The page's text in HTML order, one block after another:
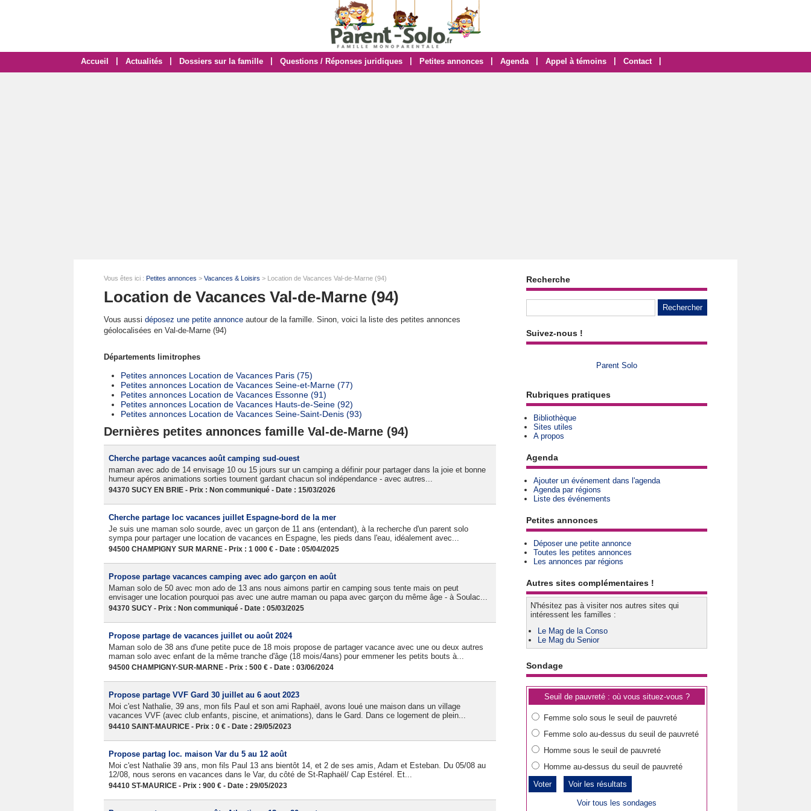
Accueil Actualités Dossiers sur la famille Questions / Réponses juridiques Petites annonces Agenda Appel à témoins Contact
Vous êtes ici : Petites annonces > Vacances & Loisirs > Location de Vacances Val-de-Marne (94)
Location de Vacances Val-de-Marne (94)
Vous aussi déposez une petite annonce autour de la famille. Sinon, voici la liste des petites annonces
géolocalisées en Val-de-Marne (94)
Départements limitrophes
Petites annonces Location de Vacances Paris (75)
Petites annonces Location de Vacances Seine-et-Marne (77)
Petites annonces Location de Vacances Essonne (91)
Petites annonces Location de Vacances Hauts-de-Seine (92)
Petites annonces Location de Vacances Seine-Saint-Denis (93)
Dernières petites annonces famille Val-de-Marne (94)
Cherche partage vacances août camping sud-ouest
maman avec ado de 14 envisage 10 ou 15 jours sur un camping a définir pour partager dans la joie et bonne
humeur apéros animations sorties tournent gardant chacun sol indépendance - avec autres...
94370 SUCY EN BRIE - Prix : Non communiqué - Date : 15/03/2026
Cherche partage loc vacances juillet Espagne-bord de la mer
Je suis une maman solo sourde, avec un garçon de 11 ans (entendant), à la recherche d'un parent solo
sympa pour partager une location de vacances en Espagne, les pieds dans l'eau, idéalement avec...
94500 CHAMPIGNY SUR MARNE - Prix : 1 000 € - Date : 05/04/2025
Propose partage vacances camping avec ado garçon en août
Maman solo de 50 avec mon ado de 13 ans nous aimons partir en camping sous tente mais on peut
envisager une location pourquoi pas avec une autre maman ou papa avec garçon du même âge - à Soulac...
94370 SUCY - Prix : Non communiqué - Date : 05/03/2025
Propose partage de vacances juillet ou août 2024
Maman solo de 38 ans d'une petite puce de 18 mois propose de partager vacance avec une ou deux autres
maman solo avec enfant de la même tranche d'âge (18 mois/4ans) pour emmener les petits bouts à...
94500 CHAMPIGNY-SUR-MARNE - Prix : 500 € - Date : 03/06/2024
Propose partage VVF Gard 30 juillet au 6 aout 2023
Moi c'est Nathalie, 39 ans, mon fils Paul et son ami Raphaël, avons loué une maison dans un village
vacances VVF (avec club enfants, piscine, et animations), dans le Gard. Dans ce logement de plein...
94410 SAINT-MAURICE - Prix : 0 € - Date : 29/05/2023
Propose partag loc. maison Var du 5 au 12 août
Moi c'est Nathalie 39 ans, mon fils Paul 13 ans bientôt 14, et 2 de ses amis, Adam et Esteban. Du 05/08 au
12/08, nous serons en vacances dans le Var, du côté de St-Raphaël/ Cap Estérel. Et...
94410 ST-MAURICE - Prix : 900 € - Date : 29/05/2023
Recherche
Suivez-nous !
Parent Solo
Rubriques pratiques
Bibliothèque
Sites utiles
A propos
Agenda
Ajouter un événement dans l'agenda
Agenda par régions
Liste des événements
Petites annonces
Déposer une petite annonce
Toutes les petites annonces
Les annonces par régions
Autres sites complémentaires !
N'hésitez pas à visiter nos autres sites qui
intéressent les familles :
Le Mag de la Conso
Le Mag du Senior
Sondage
Seuil de pauvreté : où vous situez-vous ?
Femme solo sous le seuil de pauvreté
Femme solo au-dessus du seuil de pauvreté
Homme sous le seuil de pauvreté
Homme au-dessus du seuil de pauvreté
Voir les résultats
Voir tous les sondages